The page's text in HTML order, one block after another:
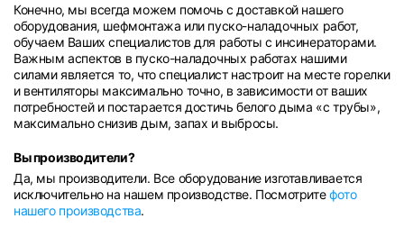
Конечно, мы всегда можем помочь с доставкой нашего
оборудования, шефмонтажа или пуско-наладочных работ,
обучаем Ваших специалистов для работы с инсинераторами.
Важным аспектов в пуско-наладочных работах нашими
силами является то, что специалист настроит на месте горелки
и вентиляторы максимально точно, в зависимости от ваших
потребностей и постарается достичь белого дыма «с трубы»,
максимально снизив дым, запах и выбросы.
Вы производители?
Да, мы производители. Все оборудование изготавливается
исключительно на нашем производстве. Посмотритефото
нашего производства.